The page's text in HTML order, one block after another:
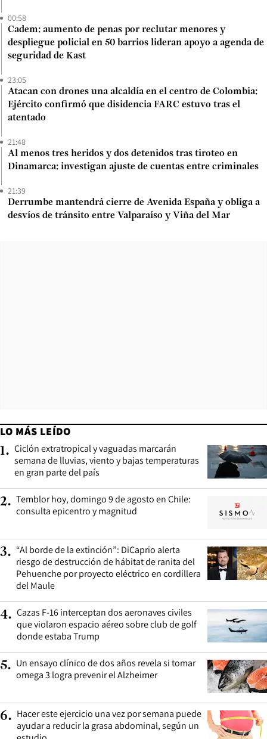
00:58
Cadem: aumento de penas por reclutar menores y
despliegue policial en 50 barrios lideran apoyo a agenda de
seguridad de Kast
23:05
Atacan con drones una alcaldía en el centro de Colombia:
Ejército confirmó que disidencia FARC estuvo tras el
atentado
21:48
Al menos tres heridos y dos detenidos tras tiroteo en
Dinamarca: investigan ajuste de cuentas entre criminales
21:39
Derrumbe mantendrá cierre de Avenida España y obliga a
desvíos de tránsito entre Valparaíso y Viña del Mar
LO MÁS LEÍDO
1. Ciclón extratropical y vaguadas marcarán
semana de lluvias, viento y bajas temperaturas
en gran parte del país
2. Temblor hoy, domingo 9 de agosto en Chile:
consulta epicentro y magnitud
3. “Al borde de la extinción”: DiCaprio alerta
riesgo de destrucción de hábitat de ranita del
Pehuenche por proyecto eléctrico en cordillera
del Maule
4. Cazas F-16 interceptan dos aeronaves civiles
que violaron espacio aéreo sobre club de golf
donde estaba Trump
5. Un ensayo clínico de dos años revela si tomar
omega 3 logra prevenir el Alzheimer
6. Hacer este ejercicio una vez por semana puede
ayudar a reducir la grasa abdominal, según un